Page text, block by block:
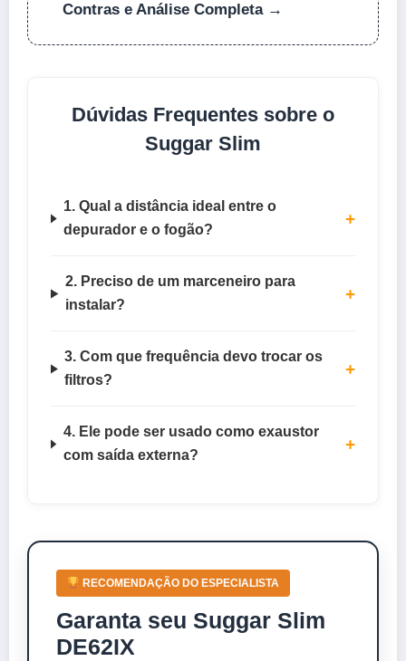
Contras e Análise Completa →
Dúvidas Frequentes sobre o
Suggar Slim
1. Qual a distância ideal entre o
depurador e o fogão?
+
2. Preciso de um marceneiro para
instalar?
+
3. Com que frequência devo trocar os
filtros?
+
4. Ele pode ser usado como exaustor
com saída externa?
+
RECOMENDAÇÃO DO ESPECIALISTA
Garanta seu Suggar Slim
DE62IX